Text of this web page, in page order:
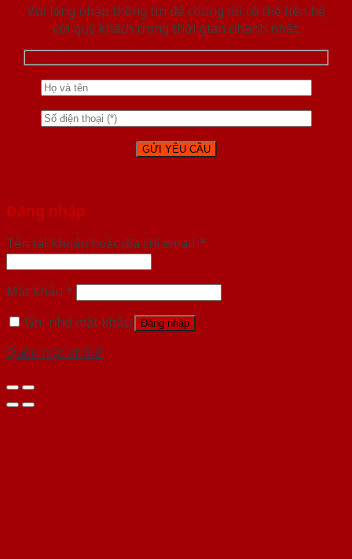
Vui lòng nhập thông tin để chúng tôi có thể liên hệ
với quý khách trong thời gian nhanh nhất.
Đăng nhập
Tên tài khoản hoặc địa chỉ email *
Mật khẩu *
Ghi nhớ mật khẩu
Đăng nhập
Quên mật khẩu?